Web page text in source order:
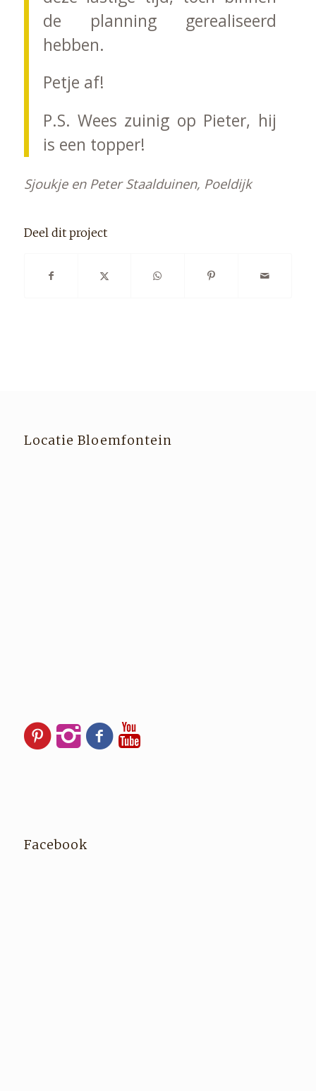
de planning gerealiseerd
hebben.
Petje af!
P.S. Wees zuinig op Pieter, hij
is een topper!
Sjoukje en Peter Staalduinen, Poeldijk
Deel dit project
Locatie Bloemfontein
Facebook